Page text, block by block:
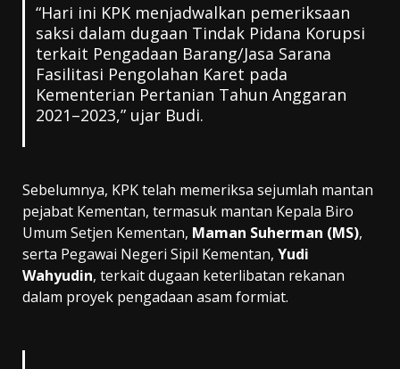
“Hari ini KPK menjadwalkan pemeriksaan
saksi dalam dugaan Tindak Pidana Korupsi
terkait Pengadaan Barang/Jasa Sarana
Fasilitasi Pengolahan Karet pada
Kementerian Pertanian Tahun Anggaran
2021–2023,” ujar Budi.
Sebelumnya, KPK telah memeriksa sejumlah mantan
pejabat Kementan, termasuk mantan Kepala Biro
Umum Setjen Kementan, Maman Suherman (MS),
serta Pegawai Negeri Sipil Kementan, Yudi
Wahyudin, terkait dugaan keterlibatan rekanan
dalam proyek pengadaan asam formiat.